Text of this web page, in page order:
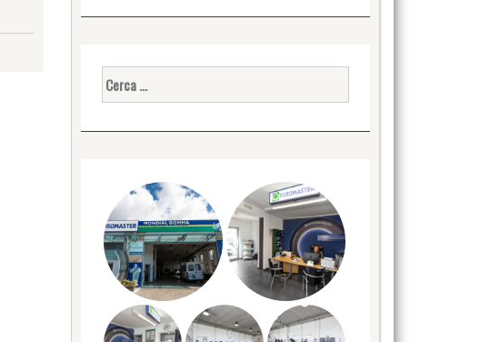
Ricerca
per: